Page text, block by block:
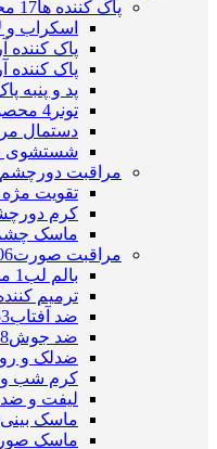
پاک کننده ها17 محصول
اسکراب و
پاک کننده
پاک
پد و پنبه
تونر 4 محصول
دستمال
شستشوی
مراقبت دورچشم
تقویت مژه
کرم
ماسک
مراقبت صورت106
بالم لب 1 محصول
ترمیم
ضد آفتاب53
ضد جوش8 محصول
ضدلک و
کرم شب و
لیفت و
ماسک بینی
ماسک